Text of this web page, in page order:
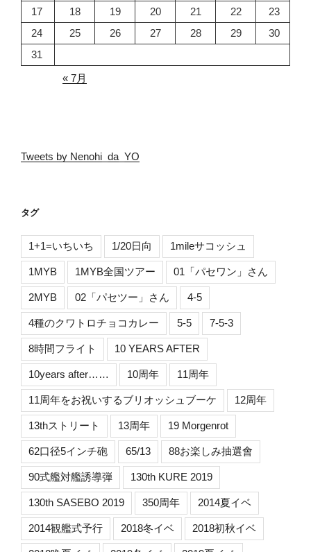
17
18 19 20 21 22
23
24
25 26 27 28 29
30
31
« 7月
Tweets by Nenohi_da_YO
タグ
1+1=いちいち 1/20日向 1mileサコッシュ
1MYB 1MYB全国ツアー 01「パセワン」さん
2MYB 02「パセツー」さん 4-5
4種のクワトロチョコカレー 5-5 7-5-3
8時間フライト 10 YEARS AFTER
10years after…… 10周年 11周年
11周年をお祝いするブリオッシュブーケ 12周年
13thストリート 13周年 19 Morgenrot
62口径5インチ砲 65/13 88お楽しみ抽選會
90式艦対艦誘導弾 130th KURE 2019
130th SASEBO 2019 350周年 2014夏イベ
2014観艦式予行 2018冬イベ 2018初秋イベ